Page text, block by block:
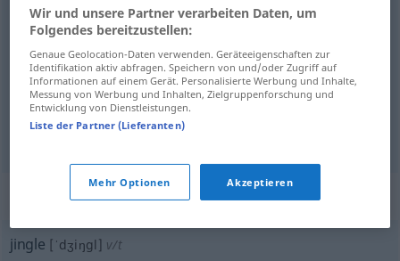
klingeln jingleverse, rhyme
sichreimen, staben, gleichklingen jingleselten
(rhyme)
„jingle“: transitive verb
jingle [ˈdʒiŋgl] v/t
Wir und unsere Partner verarbeiten Daten, um
Folgendes bereitzustellen:
Genaue Geolocation-Daten verwenden. Geräteeigenschaften zur
Identifikation aktiv abfragen. Speichern von und/oder Zugriff auf
Informationen auf einem Gerät. Personalisierte Werbung und Inhalte,
Messung von Werbung und Inhalten, Zielgruppenforschung und
Entwicklung von Dienstleistungen.
Liste der Partner (Lieferanten)
Mehr Optionen Akzeptieren